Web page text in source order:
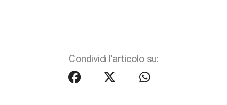
Condividi l'articolo su: